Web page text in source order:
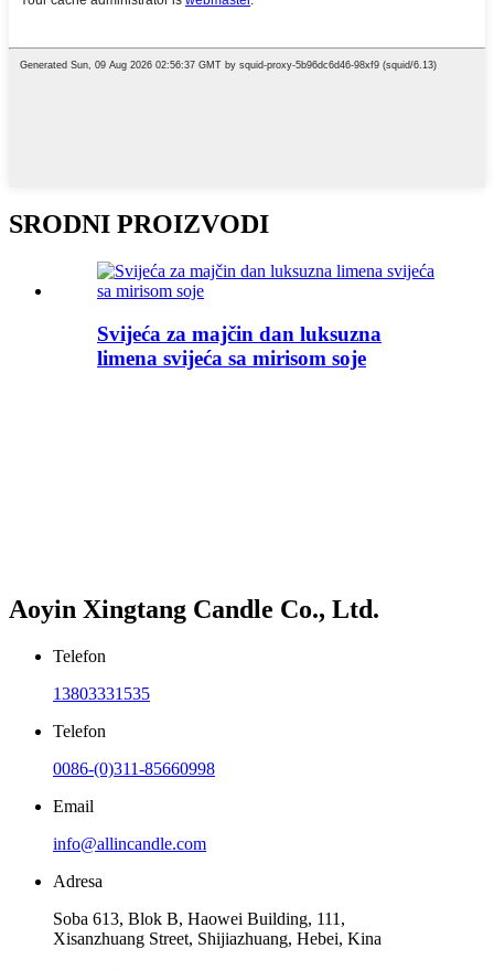
SRODNI PROIZVODI
Svijeća za majčin dan luksuzna
limena svijeća sa mirisom soje
Aoyin Xingtang Candle Co., Ltd.
Telefon
13803331535
Telefon
0086-(0)311-85660998
Email
info@allincandle.com
Adresa
Soba 613, Blok B, Haowei Building, 111,
Xisanzhuang Street, Shijiazhuang, Hebei, Kina